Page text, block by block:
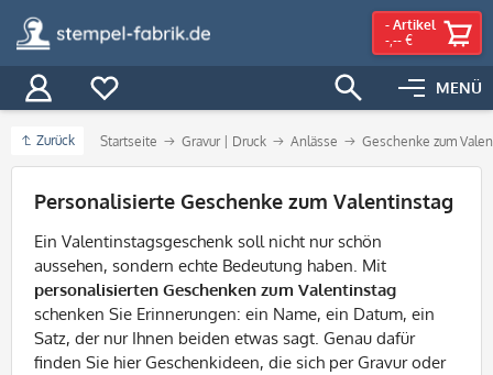
MENÜ
- Artikel
-,-- €
Zurück Startseite Gravur | Druck Anlässe Geschenke zum
Filter
Personalisierte Geschenke zum Valentinstag
Ein Valentinstagsgeschenk soll nicht nur schön
aussehen, sondern echte Bedeutung haben. Mit
personalisierten Geschenken zum Valentinstag
schenken Sie Erinnerungen: ein Name, ein Datum, ein
Satz, der nur Ihnen beiden etwas sagt. Genau dafür
finden Sie hier Geschenkideen, die sich per Gravur oder